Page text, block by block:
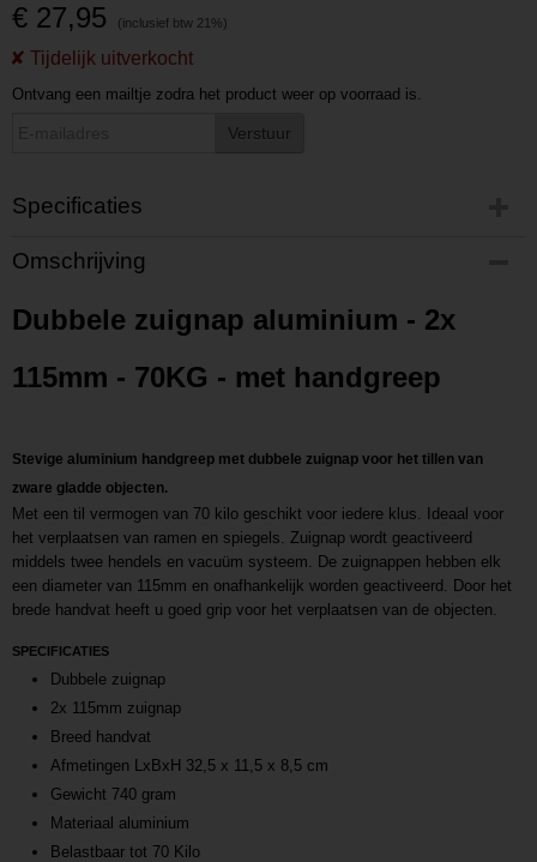
€ 27,95
Ontvang een mailtje zodra het product weer op voorraad is.
Verstuur
Specificaties
Productcode
P2021411109
L2021411109
Omschrijving
Dubbele zuignap aluminium - 2x
115mm - 70KG - met handgreep
Stevige aluminium handgreep met dubbele zuignap voor het tillen van
zware gladde objecten.
Met een til vermogen van 70 kilo geschikt voor iedere klus. Ideaal voor
het verplaatsen van ramen en spiegels. Zuignap wordt geactiveerd
middels twee hendels en vacuüm systeem. De zuignappen hebben elk
een diameter van 115mm en onafhankelijk worden geactiveerd. Door het
brede handvat heeft u goed grip voor het verplaatsen van de objecten.
SPECIFICATIES
Dubbele zuignap
2x 115mm zuignap
Breed handvat
Afmetingen LxBxH 32,5 x 11,5 x 8,5 cm
Gewicht 740 gram
Materiaal aluminium
Belastbaar tot 70 Kilo